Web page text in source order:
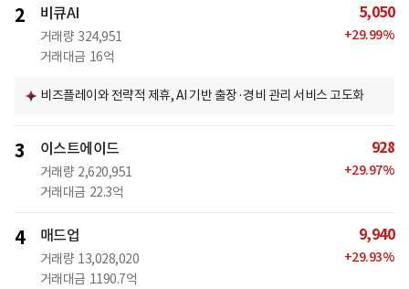
2 비큐AI
거래량 324,951
거래대금 16억
5,050
+29.99%
비즈플레이와 전략적 제휴, AI 기반 출장·경비 관리 서비스 고도화
3 이스트에이드
거래량 2,620,951
거래대금 22.3억
928
+29.97%
4 매드업
거래량 13,028,020
거래대금 1190.7억
9,940
+29.93%